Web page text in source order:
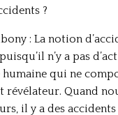
?
: La notion
n’y a pas
qui ne
révélateur. Quand
il y a des accidents